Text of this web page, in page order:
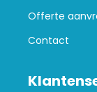
Offerte
Contact